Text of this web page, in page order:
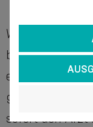
Wenn Sie eine
beobachten,
es sich um
sofort den Arzt